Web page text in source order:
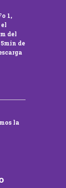
1,
del
de
la